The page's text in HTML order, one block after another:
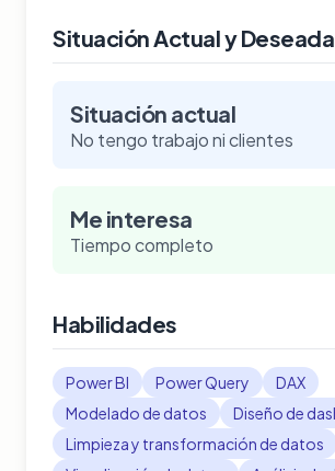
Situación Actual y Deseada
Situación actual
No tengo trabajo ni clientes
Me interesa
Tiempo completo
Habilidades
Power BI Power Query
DAX
Modelado de datos
Diseño de
Limpieza y transformación de datos